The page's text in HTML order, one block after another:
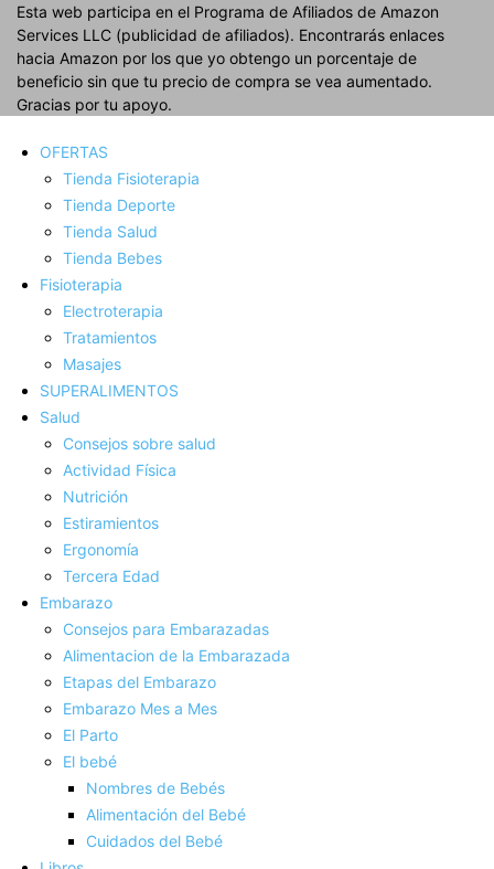
Esta web participa en el Programa de Afiliados de Amazon
Services LLC (publicidad de afiliados). Encontrarás enlaces
hacia Amazon por los que yo obtengo un porcentaje de
beneficio sin que tu precio de compra se vea aumentado.
Gracias por tu apoyo.
OFERTAS
Tienda Fisioterapia
Tienda Deporte
Tienda Salud
Tienda Bebes
Fisioterapia
Electroterapia
Tratamientos
Masajes
SUPERALIMENTOS
Salud
Consejos sobre salud
Actividad Fí­sica
Nutrición
Estiramientos
Ergonomí­a
Tercera Edad
Embarazo
Consejos para Embarazadas
Alimentacion de la Embarazada
Etapas del Embarazo
Embarazo Mes a Mes
El Parto
El bebé
Nombres de Bebés
Alimentación del Bebé
Cuidados del Bebé